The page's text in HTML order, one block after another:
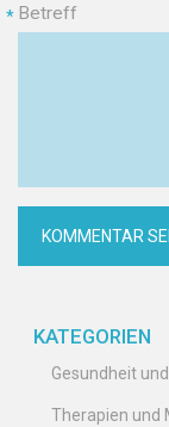
Betreff
*
KATEGORIEN
Gesundheit
Therapien und